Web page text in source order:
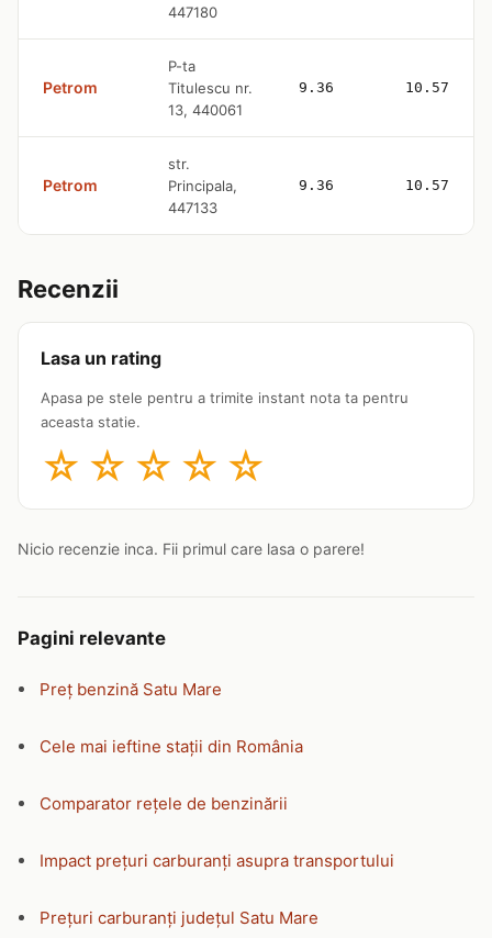
447180
Petrom
P-ta
Titulescu nr.
13, 440061
9.36 10.57
Petrom
str.
Principala,
447133
9.36 10.57
Recenzii
Lasa un rating
Apasa pe stele pentru a trimite instant nota ta pentru
aceasta statie.
☆ ☆ ☆ ☆ ☆
Nicio recenzie inca. Fii primul care lasa o parere!
Pagini relevante
Preț benzină Satu Mare
Cele mai ieftine stații din România
Comparator rețele de benzinării
Impact prețuri carburanți asupra transportului
Prețuri carburanți județul Satu Mare